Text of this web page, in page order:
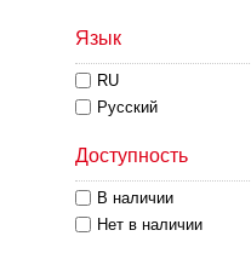
Язык
RU
Русский
Доступность
В наличии
Нет в наличии